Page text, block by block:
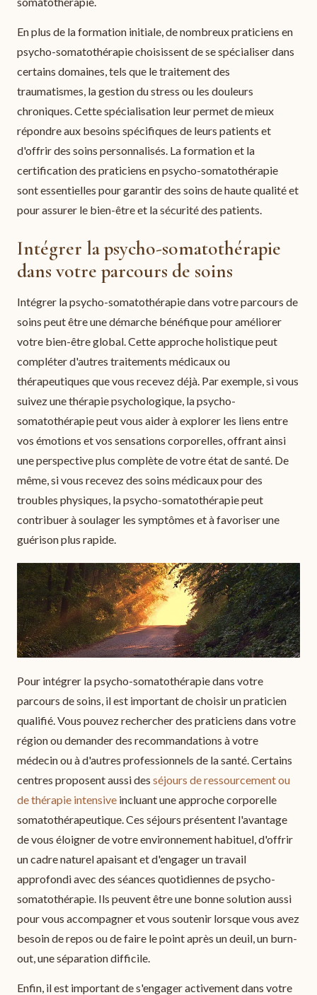
En plus de la formation initiale, de nombreux praticiens en
psycho-somatothérapie choisissent de se spécialiser dans
certains domaines, tels que le traitement des
traumatismes, la gestion du stress ou les douleurs
chroniques. Cette spécialisation leur permet de mieux
répondre aux besoins spécifiques de leurs patients et
d'offrir des soins personnalisés. La formation et la
certification des praticiens en psycho-somatothérapie
sont essentielles pour garantir des soins de haute qualité et
pour assurer le bien-être et la sécurité des patients.
Intégrer la psycho-somatothérapie
dans votre parcours de soins
Intégrer la psycho-somatothérapie dans votre parcours de
soins peut être une démarche bénéfique pour améliorer
votre bien-être global. Cette approche holistique peut
compléter d'autres traitements médicaux ou
thérapeutiques que vous recevez déjà. Par exemple, si vous
suivez une thérapie psychologique, la psycho-
somatothérapie peut vous aider à explorer les liens entre
vos émotions et vos sensations corporelles, offrant ainsi
une perspective plus complète de votre état de santé. De
même, si vous recevez des soins médicaux pour des
troubles physiques, la psycho-somatothérapie peut
contribuer à soulager les symptômes et à favoriser une
guérison plus rapide.
Pour intégrer la psycho-somatothérapie dans votre
parcours de soins, il est important de choisir un praticien
qualifié. Vous pouvez rechercher des praticiens dans votre
région ou demander des recommandations à votre
médecin ou à d'autres professionnels de la santé. Certains
centres proposent aussi des séjours de ressourcement ou
de thérapie intensive incluant une approche corporelle
somatothérapeutique. Ces séjours présentent l'avantage
de vous éloigner de votre environnement habituel, d'offrir
un cadre naturel apaisant et d'engager un travail
approfondi avec des séances quotidiennes de psycho-
somatothérapie. Ils peuvent être une bonne solution aussi
pour vous accompagner et vous soutenir lorsque vous avez
besoin de repos ou de faire le point après un deuil, un burn-
out, une séparation difficile.
Enfin, il est important de s'engager activement dans votre